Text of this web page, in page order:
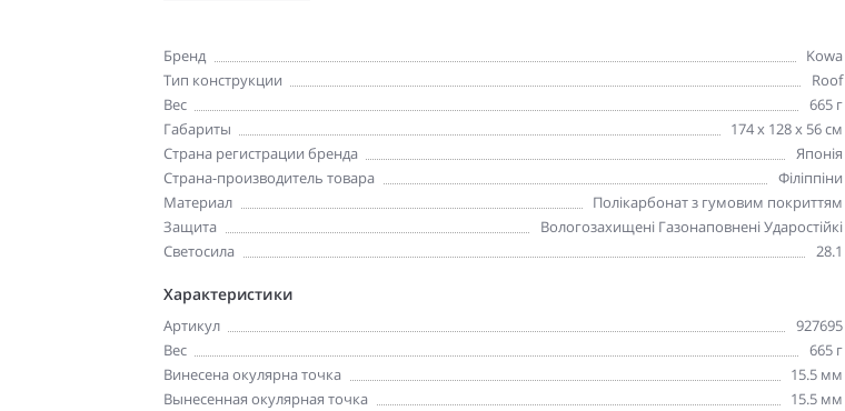
Бренд
Kowa
Тип конструкции
Roof
Вес
665 г
Габариты
174 x 128 x 56 см
Страна регистрации бренда
Японія
Страна-производитель товара
Філіппіни
Материал
Полікарбонат з гумовим покриттям
Защита
Вологозахищені Газонаповнені Ударостійкі
Светосила
28.1
Характеристики
Артикул
927695
Вес
665 г
Винесена окулярна точка
15.5 мм
Вынесенная окулярная точка
15.5 мм